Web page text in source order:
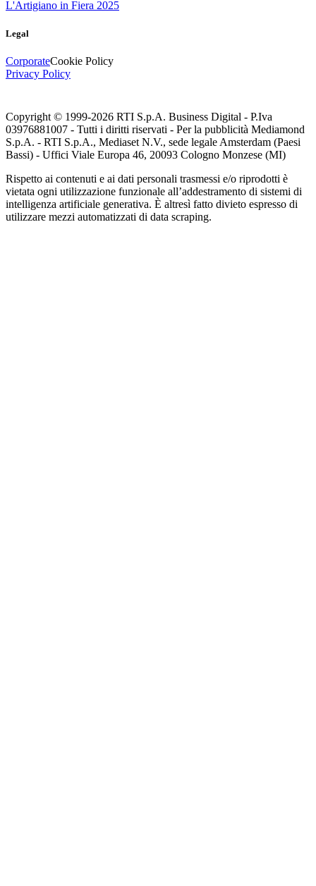
L'Artigiano in Fiera 2025
Legal
CorporateCookie Policy
Privacy Policy
Copyright © 1999-2026 RTI S.p.A. Business Digital - P.Iva
03976881007 - Tutti i diritti riservati - Per la pubblicità Mediamond
S.p.A. - RTI S.p.A., Mediaset N.V., sede legale Amsterdam (Paesi
Bassi) - Uffici Viale Europa 46, 20093 Cologno Monzese (MI)
Rispetto ai contenuti e ai dati personali trasmessi e/o riprodotti è
vietata ogni utilizzazione funzionale all’addestramento di sistemi di
intelligenza artificiale generativa. È altresì fatto divieto espresso di
utilizzare mezzi automatizzati di data scraping.